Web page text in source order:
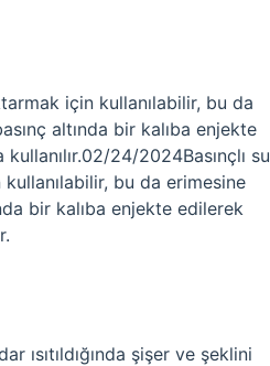
için kullanılabilir, bu da
altında bir kalıba enjekte
24/2024Basınçlı su
kullanılabilir, bu da erimesine
bir kalıba enjekte edilerek
ısıtıldığında şişer ve şeklini